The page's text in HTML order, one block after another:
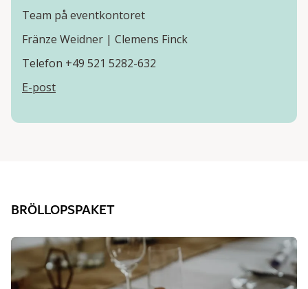
Team på eventkontoret
Fränze Weidner | Clemens Finck
Telefon +49 521 5282-632
E-post
BRÖLLOPSPAKET